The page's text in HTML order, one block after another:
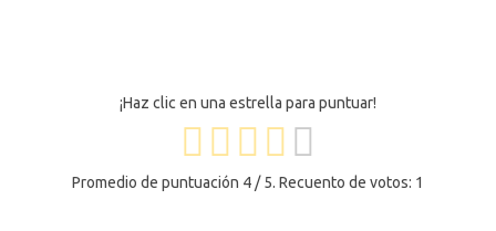
¡Haz clic en una estrella para puntuar!
Promedio de puntuación 4 / 5. Recuento de votos: 1